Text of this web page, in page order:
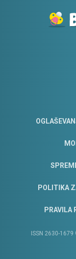
POLITIKA
PRAVILA
ISSN 2630-